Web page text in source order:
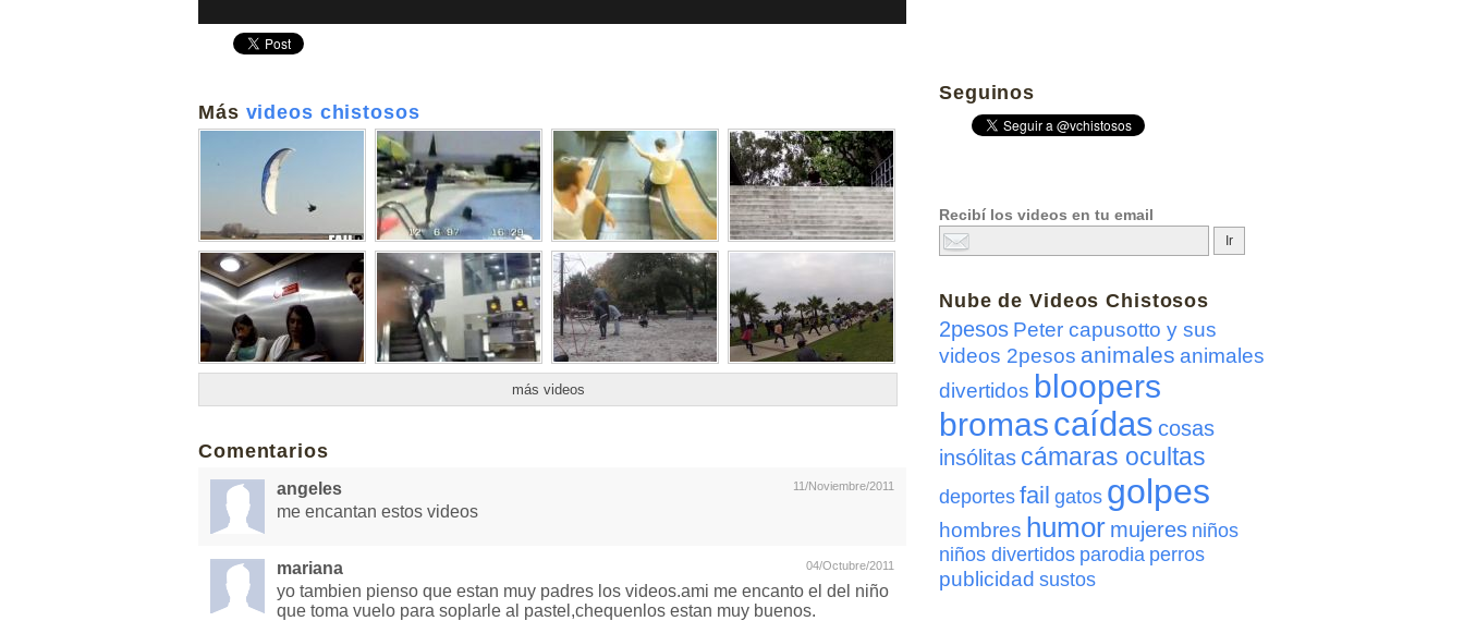
Más videos chistosos
más videos
Comentarios
11/Noviembre/2011
angeles
me encantan estos videos
04/Octubre/2011
mariana
yo tambien pienso que estan muy padres los videos.ami me encanto el del niño
que toma vuelo para soplarle al pastel,chequenlos estan muy buenos.
Seguinos
Recibí los videos en tu email
Nube deVideos Chistosos
2pesos Peter capusotto y sus
videos 2pesos animales animales
divertidos bloopers
bromascaídas cosas
insólitas cámaras ocultas
deportes fail gatos golpes
hombres humor mujeres niños
niños divertidos parodia perros
publicidad sustos